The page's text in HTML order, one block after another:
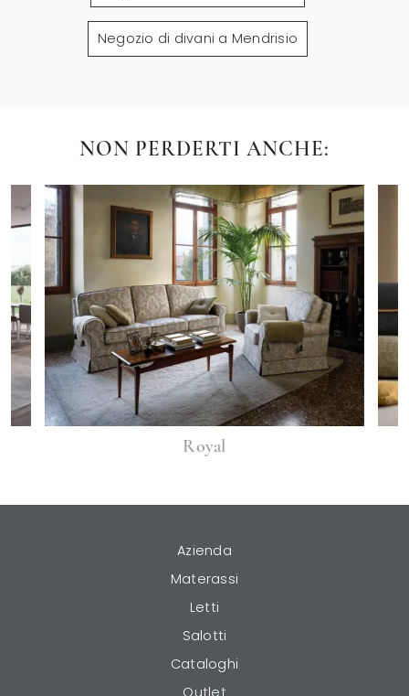
Negozio di divani a Mendrisio
NON PERDERTI ANCHE:
Royal
Azienda
Materassi
Letti
Salotti
Cataloghi
Outlet